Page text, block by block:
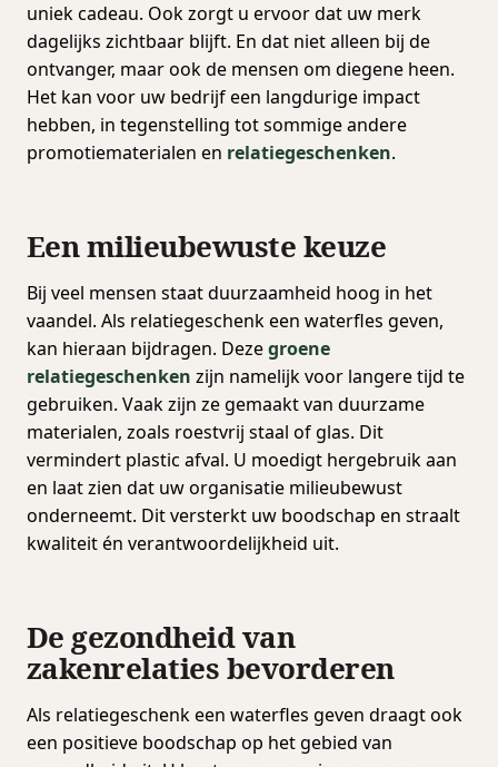
uniek cadeau. Ook zorgt u ervoor dat uw merk
dagelijks zichtbaar blijft. En dat niet alleen bij de
ontvanger, maar ook de mensen om diegene heen.
Het kan voor uw bedrijf een langdurige impact
hebben, in tegenstelling tot sommige andere
promotiematerialen en relatiegeschenken.
Een milieubewuste keuze
Bij veel mensen staat duurzaamheid hoog in het
vaandel. Als relatiegeschenk een waterfles geven,
kan hieraan bijdragen. Dezegroene
relatiegeschenken zijn namelijk voor langere tijd te
gebruiken. Vaak zijn ze gemaakt van duurzame
materialen, zoals roestvrij staal of glas. Dit
vermindert plastic afval. U moedigt hergebruik aan
en laat zien dat uw organisatie milieubewust
onderneemt. Dit versterkt uw boodschap en straalt
kwaliteit én verantwoordelijkheid uit.
De gezondheid van
zakenrelaties bevorderen
Als relatiegeschenk een waterfles geven draagt ook
een positieve boodschap op het gebied van